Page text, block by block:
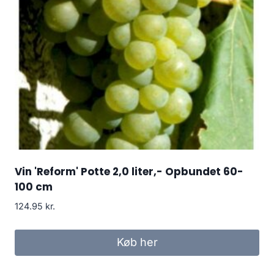
Vin 'Reform' Potte 2,0 liter,- Opbundet 60-
100 cm
124.95 kr.
Køb her